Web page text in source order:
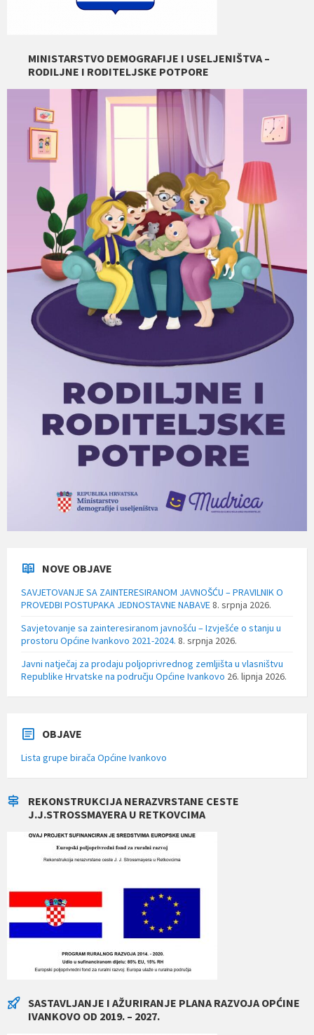
MINISTARSTVO DEMOGRAFIJE I USELJENIŠTVA –
RODILJNE I RODITELJSKE POTPORE
NOVE OBJAVE
SAVJETOVANJE SA ZAINTERESIRANOM JAVNOŠĆU – PRAVILNIK O
PROVEDBI POSTUPAKA JEDNOSTAVNE NABAVE8. srpnja 2026.
Savjetovanje sa zainteresiranom javnošću – Izvješće o stanju u
prostoru Općine Ivankovo 2021-2024. 8. srpnja 2026.
Javni natječaj za prodaju poljoprivrednog zemljišta u vlasništvu
Republike Hrvatske na području Općine Ivankovo 26. lipnja 2026.
OBJAVE
Lista grupe birača Općine Ivankovo
REKONSTRUKCIJA NERAZVRSTANE CESTE
J.J.STROSSMAYERA U RETKOVCIMA
SASTAVLJANJE I AŽURIRANJE PLANA RAZVOJA OPĆINE
IVANKOVO OD 2019. – 2027.